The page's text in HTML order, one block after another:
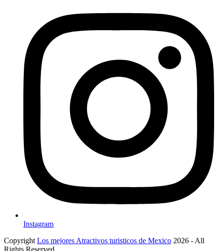
Instagram
Copyright Los mejores Atractivos turisticos de Mexico 2026 - All
Rights Reserved